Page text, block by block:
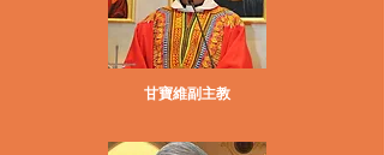
甘寶維副主教